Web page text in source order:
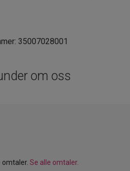
35007028001
om oss
omtaler. Se alle omtaler.